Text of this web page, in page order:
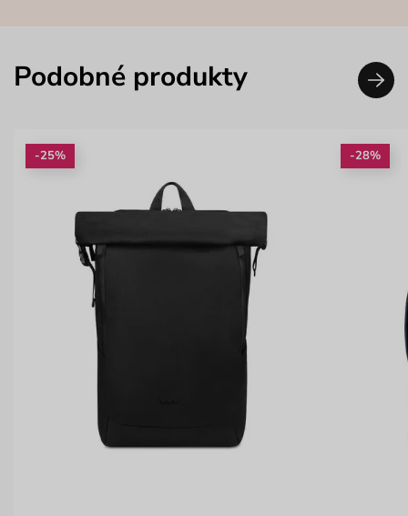
Podobné produkty
-25% -28%